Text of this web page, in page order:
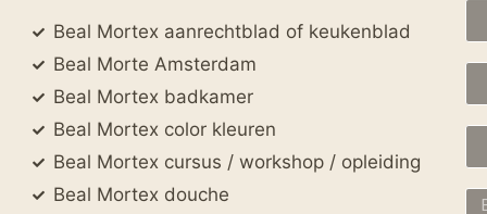
Beal Mortex aanrechtblad of keukenblad
Beal Morte Amsterdam
Beal Mortex badkamer
Beal Mortex color kleuren
Beal Mortex cursus / workshop / opleiding
Beal Mortex douche